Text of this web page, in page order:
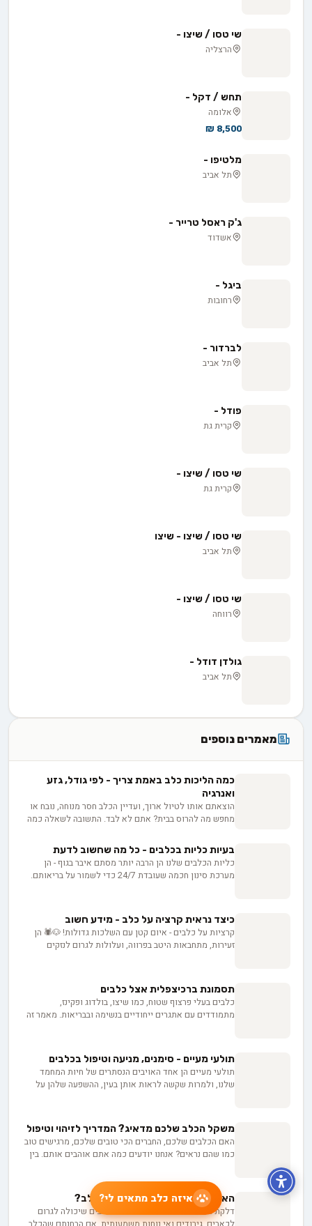
שי טסו / שיצו -
הרצליה
תחש / דקל -
אלומה
8,500 ₪
מלטיפו -
תל אביב
ג'ק ראסל טרייר -
אשדוד
ביגל -
רחובות
לברדור -
תל אביב
פודל -
קרית גת
שי טסו / שיצו -
קרית גת
שי טסו / שיצו - שיצו
תל אביב
שי טסו / שיצו -
רווחה
גולדן דודל -
תל אביב
מאמרים נוספים
כמה הליכות כלב באמת צריך - לפי גודל, גזע
ואנרגיה
הוצאתם אותו לטיול ארוך, ועדיין הכלב חסר מנוחה, נובח או
מחפש מה להרוס בבית? אתם לא לבד. התשובה לשאלה כמה
אישית לכלב שלכם: הגזע, הגיל, רמת האנרגיה והצורך שלו
בגירוי מנטלי מעבר לפעילות הפיזית. אז איך מחשבים את
נוסחת הטיולים המדויקת לכלב שלכם, ומפסיקים לנחש?
בעיות כליות בכלבים - כל מה שחשוב לדעת
כליות הכלבים שלנו הן הרבה יותר מסתם איבר בגוף - הן
מערכת סינון חכמה שעובדת 24/7 כדי לשמור על בריאותם.
שלנו? בואו נגלה יחד את כל מה שחשוב לדעת על מחלות
כליות בכלבים.
כיצד נראית קרציה על כלב - מידע חשוב
קרציות על כלבים - איום קטן עם השלכות גדולות! 🐶🕷️ הן
זעירות, מתחבאות היטב בפרווה, ועלולות לגרום לנזקים
הסימפטומים המדאיגים של מחלות המועברות על ידי קרציות,
ומה הן הדרכים היעילות להיפטר מהן ולמנוע הדבקה עתידית.
אז אם אתם רוצים להגן על הכלב שלכם מפני האיום הקטן
והמסוכן הזה, המשיכו לקרוא!
תסמונת ברכיצפלית אצל כלבים
כלבים בעלי פרצוף שטוח, כמו שיצו, בולדוג ופקינז,
מתמודדים עם אתגרים ייחודיים בנשימה ובבריאות. מאמר זה
אורח החיים. גלו כיצד תוכלו לדאוג לרווחתם של חברכם
הפרוונים המיוחדים ולאפשר להם לנשום בקלות.
תולעי מעיים - סימנים, מניעה וטיפול בכלבים
תולעי מעיים הן אחד האויבים הנסתרים של חיות המחמד
שלנו, ולמרות שקשה לראות אותן בעין, ההשפעה שלהן על
דרכי ההדבקה והטיפול, כדי להגן על הכלבים שלנו מפני
האורחים הלא רצויים הללו.
משקל הכלב שלכם מדאיג? המדריך לזיהוי וטיפול
האם הכלבים שלכם, החברים הכי טובים שלכם, מרגישים טוב
כמו שהם נראים? אנחנו יודעים כמה אתם אוהבים אותם. בין
בעיות משקל עלולות לפגוע בבריאותו ובאושרו. גלו עכשיו איך
לזהות סימנים מדאיגים בבית ולמצוא פתרונות מעשיים.
האם מותר לשים טיפות אוזניים לכלב?
דלקת אוזניים היא בעיה נפוצה אצל כלבים שיכולה לגרום
איזה כלב מתאים לי?